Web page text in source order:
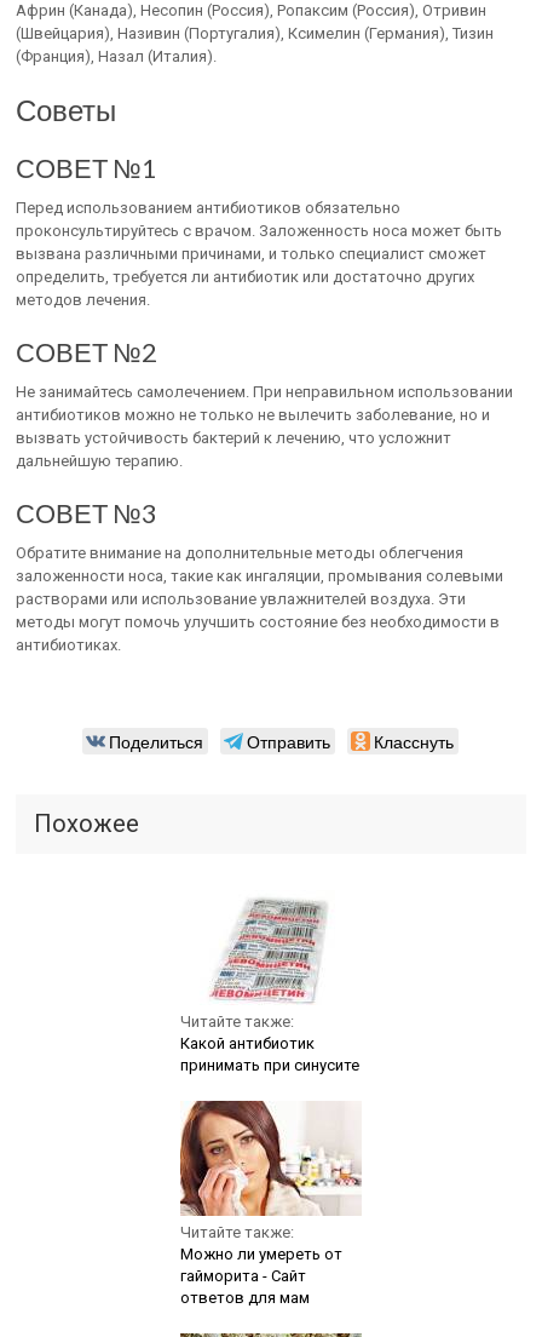
Африн (Канада), Несопин (Россия), Ропаксим (Россия), Отривин
(Швейцария), Називин (Португалия), Ксимелин (Германия), Тизин
(Франция), Назал (Италия).
Советы
СОВЕТ №1
Перед использованием антибиотиков обязательно
проконсультируйтесь с врачом. Заложенность носа может быть
вызвана различными причинами, и только специалист сможет
определить, требуется ли антибиотик или достаточно других
методов лечения.
СОВЕТ №2
Не занимайтесь самолечением. При неправильном использовании
антибиотиков можно не только не вылечить заболевание, но и
вызвать устойчивость бактерий к лечению, что усложнит
дальнейшую терапию.
СОВЕТ №3
Обратите внимание на дополнительные методы облегчения
заложенности носа, такие как ингаляции, промывания солевыми
растворами или использование увлажнителей воздуха. Эти
методы могут помочь улучшить состояние без необходимости в
антибиотиках.
Поделиться Отправить Класснуть
Похожее
Читайте также:
Какой антибиотик
принимать при синусите
Читайте также:
Можно ли умереть от
гайморита - Сайт
ответов для мам